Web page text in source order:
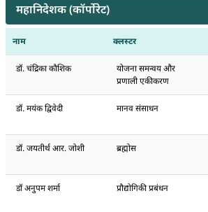
महानिदेशक (कॉर्पोरेट)
नाम क्लस्टर
डॉ. चंद्रिका कौशिक
योजना समन्वय और
प्रणाली एकीकरण
डॉ. मयंक द्विवेदी मानव संसाधन
डॉ. जयतीर्थ आर. जोशी ब्रह्मोस
डॉ अनुपम शर्मा प्रौद्योगिकी प्रबंधन